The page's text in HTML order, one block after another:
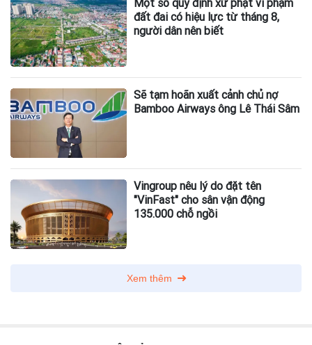
Một số quy định xử phạt vi phạm
đất đai có hiệu lực từ tháng 8,
người dân nên biết
Sẽ tạm hoãn xuất cảnh chủ nợ
Bamboo Airways ông Lê Thái Sâm
Vingroup nêu lý do đặt tên
"VinFast" cho sân vận động
135.000 chỗ ngồi
Xem thêm